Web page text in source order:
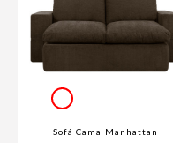
Sofá Cama Manhattan